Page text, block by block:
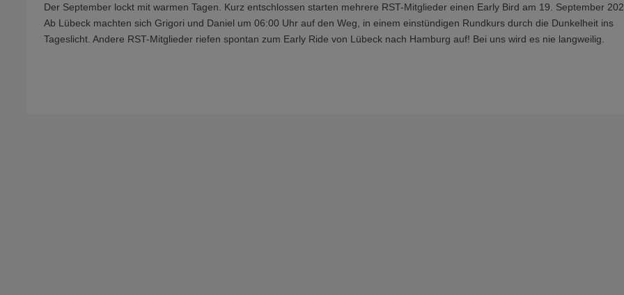
Der September lockt mit warmen Tagen. Kurz entschlossen starten mehrere RST-Mitglieder einen Early Bird am 19. September
Ab Lübeck machten sich Grigori und Daniel um 06:00 Uhr auf den Weg, in einem einstündigen Rundkurs durch die Dunkelheit ins
Tageslicht. Andere RST-Mitglieder riefen spontan zum Early Ride von Lübeck nach Hamburg auf! Bei uns wird es nie langweilig.